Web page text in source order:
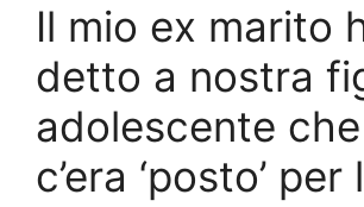
Il mio ex marito
detto a nostra
adolescente
c’era ‘posto’ per